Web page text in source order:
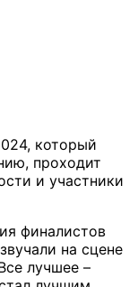
который
проходит
и участники
финалистов
на сцене
лучшее –